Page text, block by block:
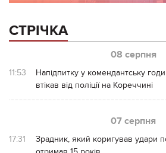
СТРІЧКА
08 серпня
11:53
Напідпитку у комендантську
втікав від поліції на Кореччині
07 серпня
17:31
Зрадник, який коригував удари